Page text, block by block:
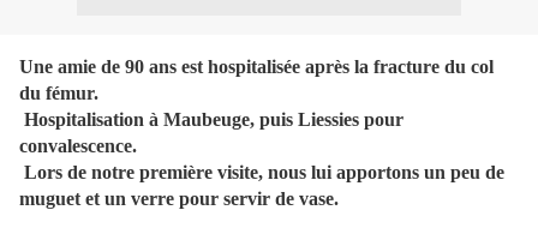
Une amie de 90 ans est hospitalisée après la fracture du col
du fémur.
Hospitalisation à Maubeuge, puis Liessies pour
convalescence.
Lors de notre première visite, nous lui apportons un peu de
muguet et un verre pour servir de vase.